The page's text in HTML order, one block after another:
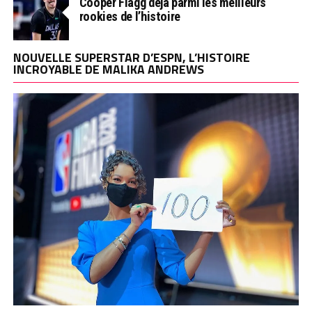
rookies de l’histoire
NOUVELLE SUPERSTAR D’ESPN, L’HISTOIRE
INCROYABLE DE MALIKA ANDREWS